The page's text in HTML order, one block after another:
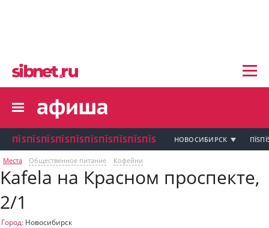
пїЅпїЅпїЅпїЅпїЅпїЅпїЅпїЅ
пїЅпїЅпїЅпїЅпїЅпїЅпїЅ
пїЅпїЅпїЅ пїЅпїЅпїЅпїЅпїЅпїЅпїЅ пїЅпїЅ
пїЅпїЅпїЅ пїЅпїЅпїЅпїЅпїЅпїЅпїЅ
пїЅпїЅпїЅ пїЅпїЅпїЅпїЅпїЅпїЅпїЅ
пїЅпїЅпїЅ
пїЅпїЅпїЅ
ПЇЅПЇЅПЇЅПЇЅПЇЅПЇЅПЇЅПЇЅПЇЅПЇЅ НОВОСИБИРСК
Места Общественное питание Кофейни
Kafela на Красном проспекте,
2/1
Город: Новосибирск